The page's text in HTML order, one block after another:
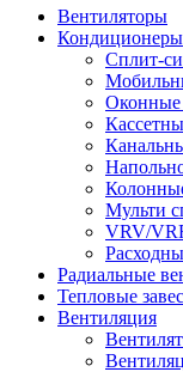
Вентиляторы
Кондиционеры
Сплит-
Оконные
Мульти
VRV/
Радиальные
Тепловые
Вентиляция